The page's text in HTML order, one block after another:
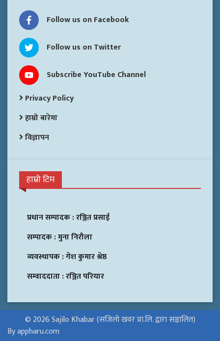
Follow us on Facebook
Follow us on Twitter
Subscribe YouTube Channel
Privacy Policy
हाम्रो बारेमा
विज्ञापन
हाम्रो टिम
प्रधान सम्पादक :रञ्जित प्रसाई
सम्पादक :मुना निरौला
व्यवस्थापक :गेश कुमार श्रेष्ठ
सम्वाददाता :रञ्जित परियार
© 2026 Sajilo Khabar (सजिलो खवर प्रा.लि. द्वारा सञ्चालित)
By appharu.com